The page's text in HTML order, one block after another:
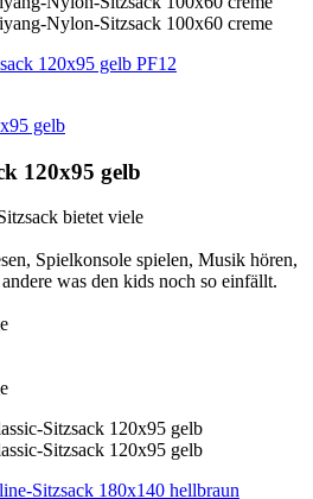
PF12
gelb
120x95 gelb
bietet viele
Spielkonsole spielen, Musik hören,
was den kids noch so einfällt.